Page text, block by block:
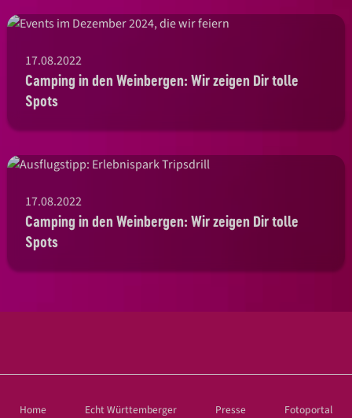
17.08.2022
Camping in den Weinbergen: Wir zeigen Dir tolle
Spots
17.08.2022
Camping in den Weinbergen: Wir zeigen Dir tolle
Spots
Home Echt Württemberger Presse Fotoportal